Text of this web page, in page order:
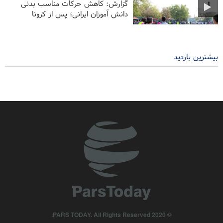
گزارش: کاهش حرکات مناسب بدنی
دانش آموزان ایرانی؛ پس از کرونا
بیشترین بازدید
© 2020 PARS TODAY. All Rights Reserved.